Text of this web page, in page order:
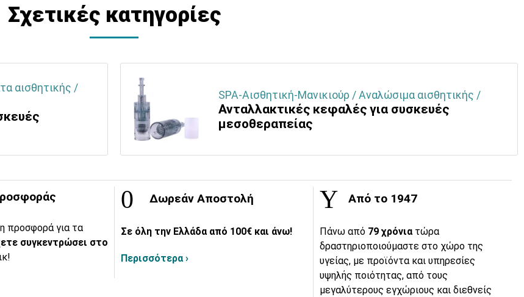
Σχετικές κατηγορίες
αισθητικής /
SPA-Αισθητική-Μανικιούρ / Αναλώσιμα αισθητικής /
Ανταλλακτικές κεφαλές για συσκευές
μεσοθεραπείας
προσφορά για τα
συγκεντρώσει στο
Δωρεάν Αποστολή
Σε όλη την Ελλάδα από 100€ και άνω!
Περισσότερα ›
Από το 1947
Πάνω από 79 χρόνια τώρα
δραστηριοποιούμαστε στο χώρο της
υγείας, με προϊόντα και υπηρεσίες
υψηλής ποιότητας, από τους
μεγαλύτερους εγχώριους και διεθνείς